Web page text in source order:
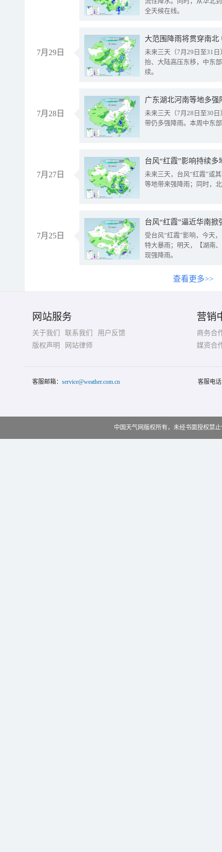
全天候在线。
7月29日
大范围降雨将贯穿南
未来三天（7月29日至31
抬、大陆高压东移，中东
续。
7月28日
广东湖北河南等地多
未来三天（7月28日至30
带仍多强降雨。本周中东
7月27日
台风“红霞”影响持续
未来三天，台风“红霞”或
等地带来强降雨；同时，
7月25日
台风“红霞”逼近华南
受台风“红霞”影响，今天
特大暴雨；明天，【湖南
现强降雨。
查看更多>>
网站服务
关于我们 联系我们
用户反馈
版权声明
网站律师
营销
商务合
媒资合
客服邮箱： service@weather.com.cn 客服电
中国天气网版权所有，未经书面授权